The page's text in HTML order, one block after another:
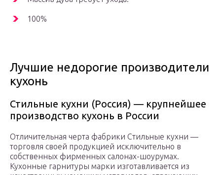
100%
Лучшие недорогие производители
кухонь
Стильные кухни (Россия) — крупнейшее
производство кухонь в России
Отличительная черта фабрики Стильные кухни —
торговля своей продукцией исключительно в
собственных фирменных салонах-шоурумах.
Кухонные гарнитуры марки изготавливается из